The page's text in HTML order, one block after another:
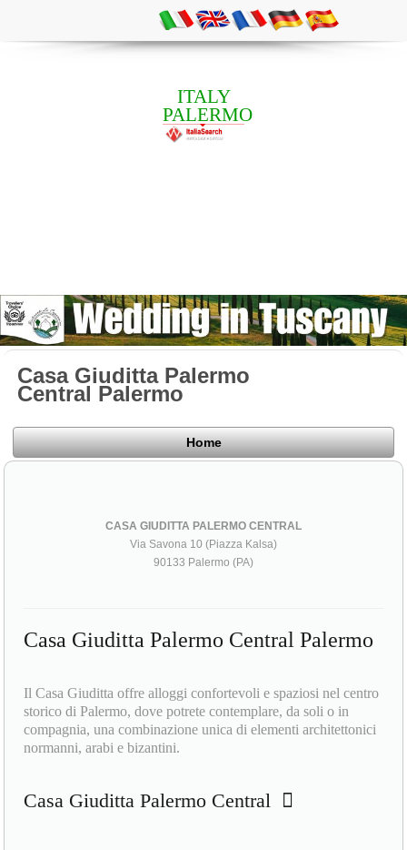
ITALY
PALERMO
Casa Giuditta Palermo
Central Palermo
Home
CASA GIUDITTA PALERMO CENTRAL
Via Savona 10 (Piazza Kalsa)
90133 Palermo (PA)
Casa Giuditta Palermo Central Palermo
Il Casa Giuditta offre alloggi confortevoli e spaziosi nel centro
storico di Palermo, dove potrete contemplare, da soli o in
compagnia, una combinazione unica di elementi architettonici
normanni, arabi e bizantini.
Casa Giuditta Palermo Central